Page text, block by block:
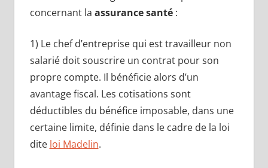
concernant la assurance santé:
1) Le chef d’entreprise qui est travailleur non
salarié doit souscrire un contrat pour son
propre compte. Il bénéficie alors d’un
avantage fiscal. Les cotisations sont
déductibles du bénéfice imposable, dans une
certaine limite, définie dans le cadre de la loi
dite loi Madelin.